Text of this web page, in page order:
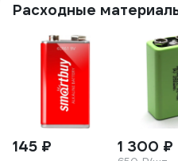
Расходные
145 ₽ 1 300 ₽